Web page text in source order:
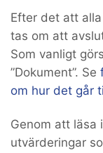
Efter det att
tas om att
Som vanligt
”Dokument”. Se
om hur det går
Genom att läsa
utvärderingar